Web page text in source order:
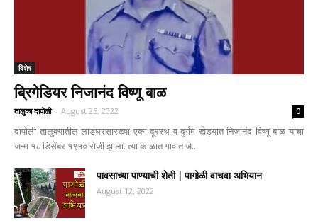
विशेष
ब्रिगेडियर निजानंद विष्णू बाळ
तालुका दापोली - August 25, 2022 0
दापोली तालुक्यातील लाडघरसारख्या एका दूरस्थ व दुर्गम खेड्यात निजानंद विष्णू बाळ यांचा
जन्म १८ डिसेंबर १९१० रोजी झाला. त्या काळात गावात जे...
पावसाच्या पाण्याची शेती | पागोळी वाचवा अभियान
August 12, 2022